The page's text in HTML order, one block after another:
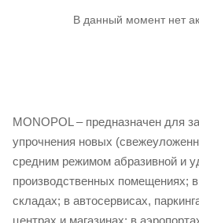
В данный момент нет
MONOPOL – предназначен для
упрочнения новых
средним режимом абразивной и
производственных помещениях;
складах; в автосервисах,
центрах и магазинах; в